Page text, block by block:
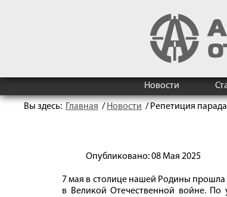
Новости
Вы здесь: Главная / Новости / Репетиция
Опубликовано: 08 Мая 2025
7 мая в столице нашей Родины
в Великой Отечественной войне.